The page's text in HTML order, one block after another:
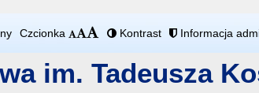
Czcionka Kontrast Informacja
im. Tadeusza